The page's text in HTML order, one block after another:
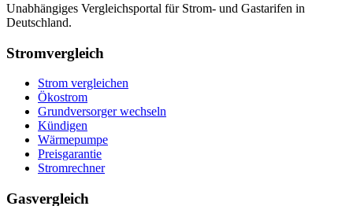
Unabhängiges Vergleichsportal für Strom- und Gastarifen in
Deutschland.
Stromvergleich
Strom vergleichen
Ökostrom
Grundversorger wechseln
Kündigen
Wärmepumpe
Preisgarantie
Stromrechner
Gasvergleich